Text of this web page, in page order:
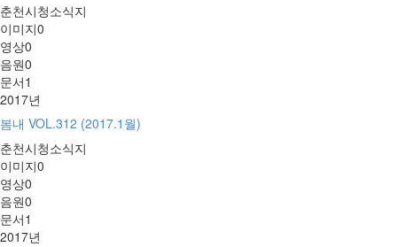
춘천시청소식지
이미지0
영상0
음원0
문서1
2017년
봄내 VOL.312 (2017.1월)
춘천시청소식지
이미지0
영상0
음원0
문서1
2017년